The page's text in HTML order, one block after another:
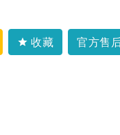
收藏 官方售
讲义
班+春季班 2023-06-13
视频教程+讲义秋季班